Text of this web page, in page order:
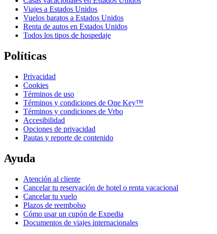
Viajes a Estados Unidos
Vuelos baratos a Estados Unidos
Renta de autos en Estados Unidos
Todos los tipos de hospedaje
Políticas
Privacidad
Cookies
Términos de uso
Términos y condiciones de One Key™
Términos y condiciones de Vrbo
Accesibilidad
Opciones de privacidad
Pautas y reporte de contenido
Ayuda
Atención al cliente
Cancelar tu reservación de hotel o renta vacacional
Cancelar tu vuelo
Plazos de reembolso
Cómo usar un cupón de Expedia
Documentos de viajes internacionales